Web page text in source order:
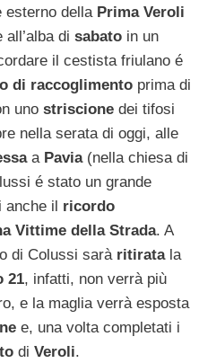
esterno della Prima Veroli
di sabato in un
il cestista friulano é
di raccoglimento prima di
uno striscione dei tifosi
nella serata di oggi, alle
a Pavia(nella chiesa di
é stato un grande
il ricordo
Vittime della Strada. A
di Colussi sarà ritiratala
21, infatti, non verrà più
e la maglia verrà esposta
e, una volta completati i
di Veroli.